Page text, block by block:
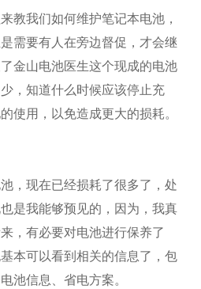
教我们如何维护笔记本电池，
需要有人在旁边督促，才会继
金山电池医生这个现成的电池
，知道什么时候应该停止充
使用，以免造成更大的损耗。
，现在已经损耗了很多了，处
是我能够预见的，因为，我真
，有必要对电池进行保养了
本可以看到相关的信息了，包
池信息、省电方案。